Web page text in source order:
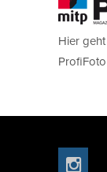
Hier